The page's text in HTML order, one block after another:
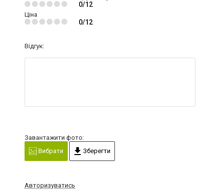
0/12
Ціна
0/12
Відгук:
Завантажити фото:
Вибрати
Зберегти
Авторизуватись